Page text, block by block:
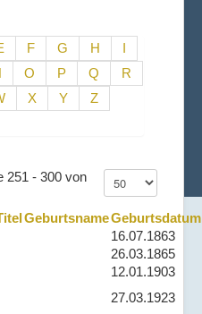
F G H
I
O P Q
R
X Y
Z
251 - 300 von
GeburtsnameGeburtsdatum
16.07.1863
26.03.1865
12.01.1903
27.03.1923